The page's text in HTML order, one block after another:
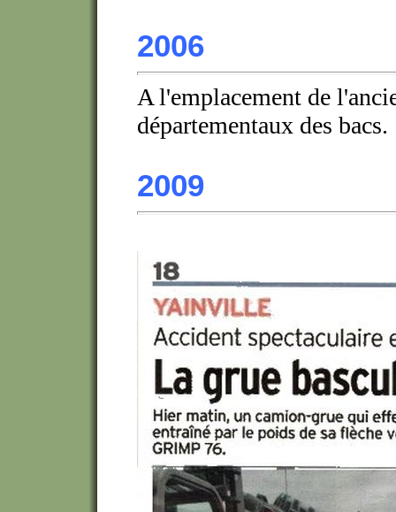
2006
A l'emplacement de
départementaux des bacs.
2009